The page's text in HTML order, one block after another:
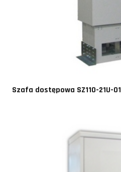
Szafa dostępowa SZ110-21U-01